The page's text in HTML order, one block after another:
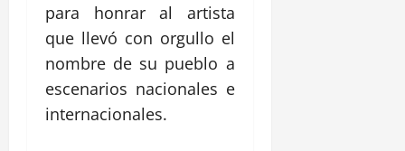
para honrar al artista
que llevó con orgullo el
nombre de su pueblo a
escenarios nacionales e
internacionales.